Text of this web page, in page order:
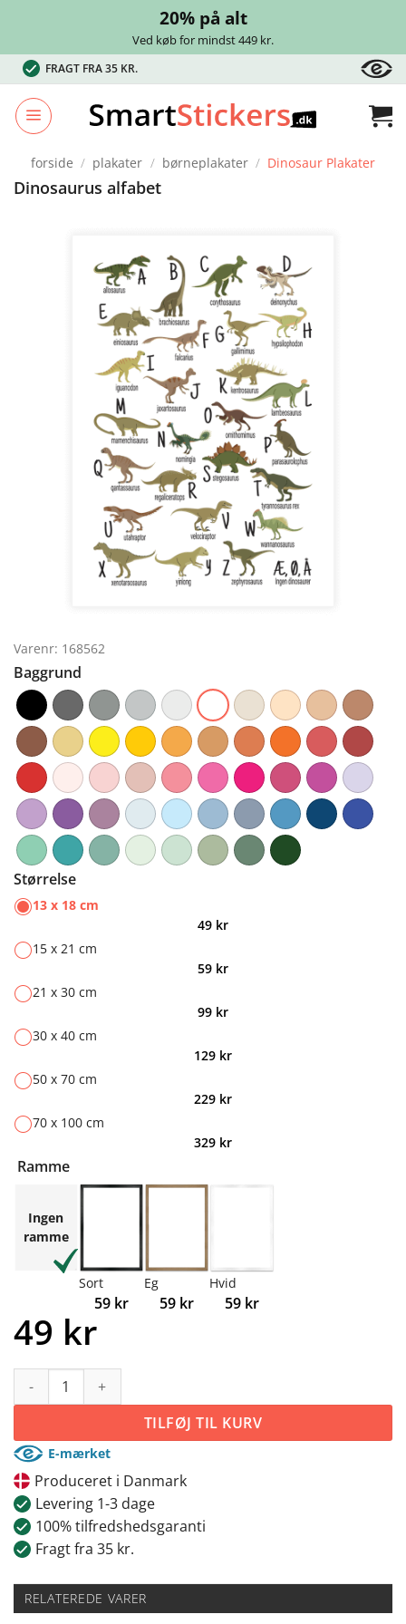
20% på alt
Ved køb for mindst 449 kr.
Fortsæt
til
indhold
FRAGT FRA 35 KR.
forside / plakater / børneplakater / Dinosaur Plakater
Dinosaurus alfabet
Varenr: 168562
Baggrund
Størrelse
13 x 18 cm
49 kr
15 x 21 cm
59 kr
21 x 30 cm
99 kr
30 x 40 cm
129 kr
50 x 70 cm
229 kr
70 x 100 cm
329 kr
Ramme
Ingen
ramme
Sort
59 kr
Eg
59 kr
Hvid
59 kr
49 kr
Dinosaurus alfabet antal
TILFØJ TIL KURV
E-mærket
Produceret i Danmark
Levering 1-3 dage
100% tilfredshedsgaranti
Fragt fra 35 kr.
RELATEREDE VARER